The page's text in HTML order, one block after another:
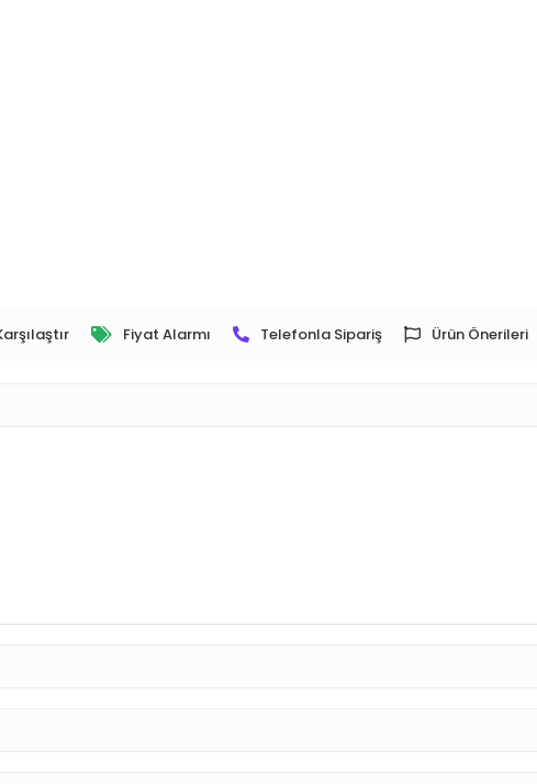
Fiyat Alarmı Telefonla Sipariş Ürün Önerileri